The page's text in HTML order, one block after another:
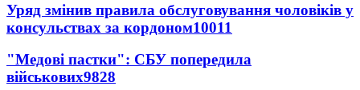
Уряд змінив правила обслуговування чоловіків у
консульствах за кордоном10011
"Медові пастки": СБУ попередила
військових9828